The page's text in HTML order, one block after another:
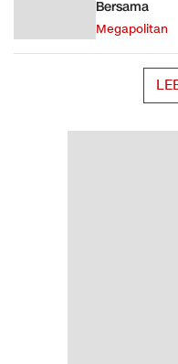
Bersama
Megapolitan